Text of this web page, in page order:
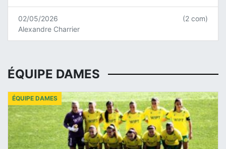
02/05/2026
Alexandre Charrier
(2 com)
ÉQUIPE DAMES
ÉQUIPE DAMES